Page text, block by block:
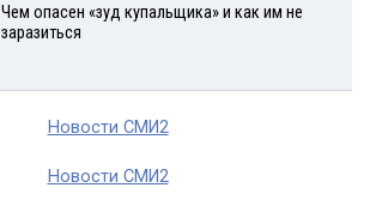
Чем опасен «зуд купальщика» и как им не
заразиться
Новости СМИ2
Новости СМИ2